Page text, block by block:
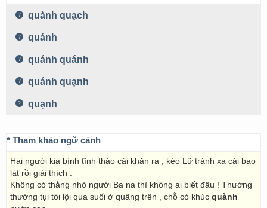
quành quạch
quánh
quánh quánh
quánh quạnh
quạnh
* Tham khảo ngữ cảnh
Hai người kia bình tĩnh tháo cái khăn ra , kéo Lữ tránh xa cái bao
lát rồi giải thích :
Không có thằng nhỏ người Ba na thì không ai biết đâu ! Thường
thường tụi tôi lội qua suối ở quãng trên , chỗ có khúc quành